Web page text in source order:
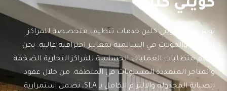
كويتي كلين
توفر شركة كويتي كلين خدمات تنظيف متخصصة للمراكز
التجارية والمولات في السالمية بمعايير احترافية عالية. نحن
نفهم متطلبات العمليات الحساسة للمراكز التجارية الضخمة
والمتاجر المتعددة المستويات في المنطقة. من خلال عقود
الصيانة المجدولة والالتزام الكامل بـ SLA، نضمن استمرارية